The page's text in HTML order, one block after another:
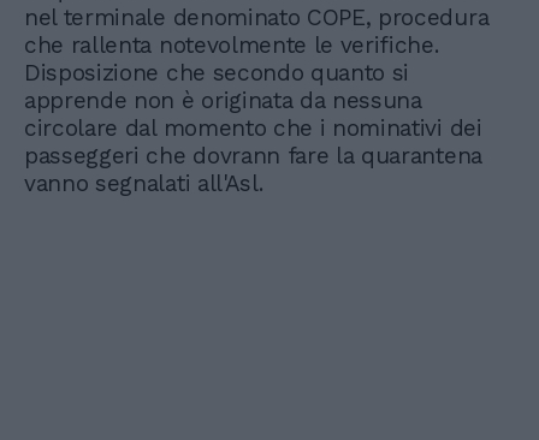
nel terminale denominato COPE, procedura
che rallenta notevolmente le verifiche.
Disposizione che secondo quanto si
apprende non è originata da nessuna
circolare dal momento che i nominativi dei
passeggeri che dovrann fare la quarantena
vanno segnalati all'Asl.